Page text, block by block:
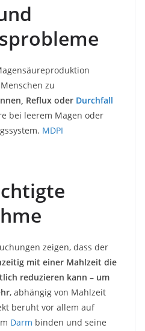
zu
Reflux oder Durchfall
bei leerem Magen oder
MDPI
zeigen, dass der
mit einer Mahlzeit die
reduzieren kann – um
, abhängig von Mahlzeit
beruht vor allem auf
Darm binden und seine